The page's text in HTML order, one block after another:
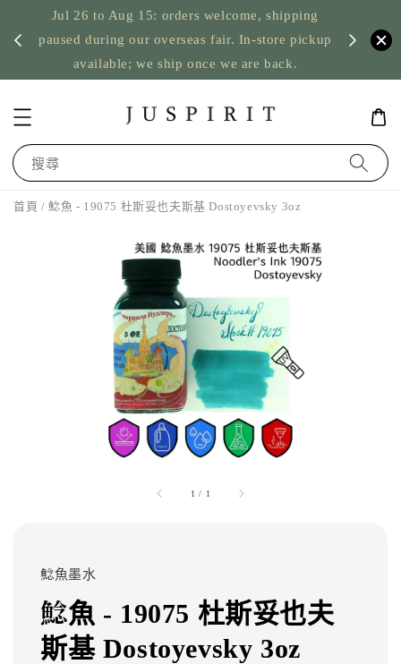
Jul 26 to Aug 15: orders welcome, shipping
paused during our overseas fair. In-store pickup
available; we ship once we are back.
US
搜尋
首頁 / 鯰魚 - 19075 杜斯妥也夫斯基 Dostoyevsky 3oz
1 / 1
鯰魚墨水
鯰魚 - 19075 杜斯妥也夫
斯基 Dostoyevsky 3oz